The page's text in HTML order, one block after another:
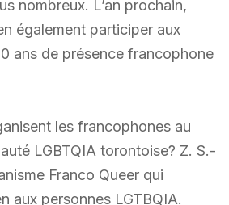
nombreux. L’an prochain,
également participer aux
ans de présence francophone
les francophones au
LGBTQIA torontoise? Z. S.-
Franco Queer qui
aux personnes LGTBQIA.